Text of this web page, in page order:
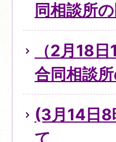
同相談所
（2月18
合同相談
(3月14日